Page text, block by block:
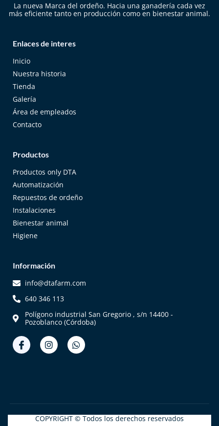
La nueva Marca del ordeño. Hacia una ganadería cada vez
más eficiente tanto en producción como en bienestar animal.
Enlaces de interes
Inicio
Nuestra historia
Tienda
Galería
Área de empleados
Contacto
Productos
Productos only DTA
Automatización
Repuestos de ordeño
Instalaciones
Bienestar animal
Higiene
Información
info@dtafarm.com
640 346 113
Polígono industrial San Gregorio , s/n 14400 -
Pozoblanco (Córdoba)
COPYRIGHT © Todos los derechos reservados